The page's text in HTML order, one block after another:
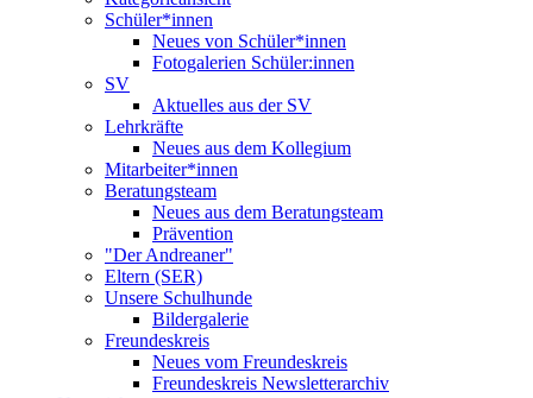
Schüler*innen
Neues von Schüler*innen
Fotogalerien Schüler:innen
SV
Aktuelles aus der SV
Lehrkräfte
Neues aus dem Kollegium
Mitarbeiter*innen
Beratungsteam
Neues aus dem Beratungsteam
Prävention
"Der Andreaner"
Eltern (SER)
Unsere Schulhunde
Bildergalerie
Freundeskreis
Neues vom Freundeskreis
Freundeskreis Newsletterarchiv